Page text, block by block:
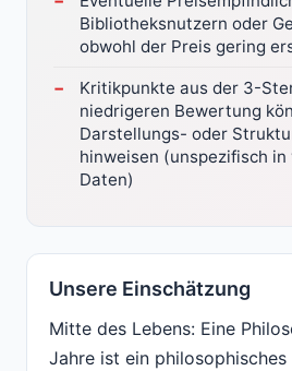
Bibliotheksnutzern oder
obwohl der Preis gering
Kritikpunkte aus der 3-
niedrigeren Bewertung
Darstellungs- oder
hinweisen (unspezifisch in
Daten)
Unsere Einschätzung
Mitte des Lebens: Eine
Jahre ist ein philosophisches